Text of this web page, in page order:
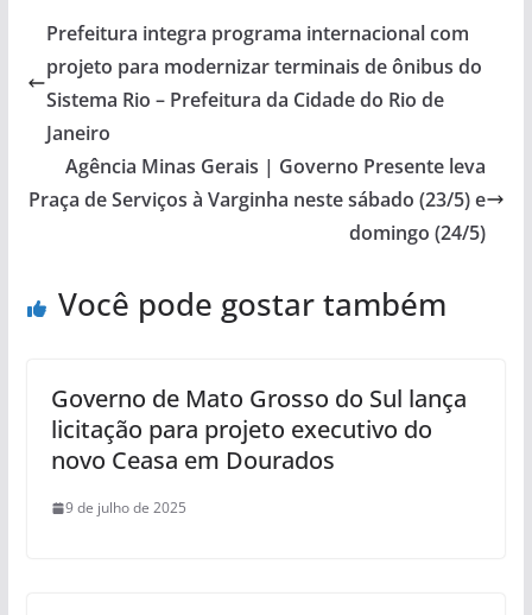
Prefeitura integra programa internacional com
projeto para modernizar terminais de ônibus do
Sistema Rio – Prefeitura da Cidade do Rio de
Janeiro
Agência Minas Gerais | Governo Presente leva
Praça de Serviços à Varginha neste sábado (23/5) e
domingo (24/5)
Você pode gostar também
Governo de Mato Grosso do Sul lança
licitação para projeto executivo do
novo Ceasa em Dourados
9 de julho de 2025